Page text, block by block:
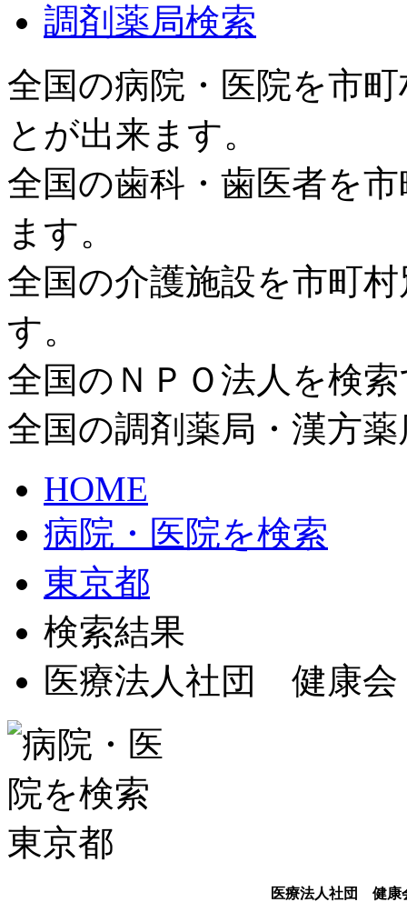
調剤薬局検索
全国の病院・医院を市
とが出来ます。
全国の歯科・歯医者を
ます。
全国の介護施設を市町
す。
全国のＮＰＯ法人を検
全国の調剤薬局・漢方
HOME
病院・医院を検索
東京都
検索結果
医療法人社団 健康
医療法人社団 健